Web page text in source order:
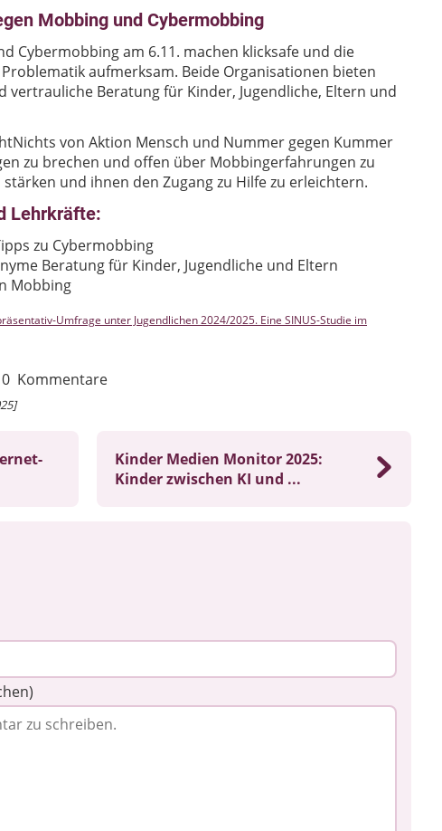
Mobbing und Cybermobbing
Cybermobbing am 6.11. machen klicksafe und die
aufmerksam. Beide Organisationen bieten
vertrauliche Beratung für Kinder, Jugendliche, Eltern und
von Aktion Mensch und Nummer gegen Kummer
zu brechen und offen über Mobbingerfahrungen zu
und ihnen den Zugang zu Hilfe zu erleichtern.
Lehrkräfte:
zu Cybermobbing
Beratung für Kinder, Jugendliche und Eltern
Mobbing
Umfrage unter Jugendlichen 2024/2025. Eine SINUS-Studie im
0 Kommentare
Kinder Medien Monitor 2025:
Kinder zwischen KI und ...